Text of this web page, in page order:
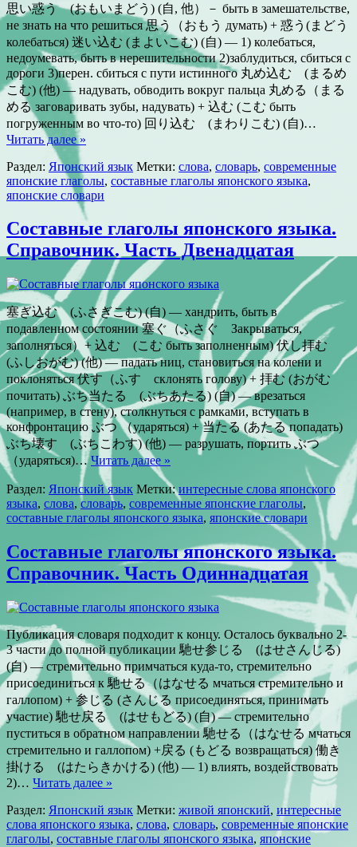
思い惑う (おもいまどう) (自, 他）－ быть в замешательстве,
не знать на что решиться 思う（おもう думать) + 惑う(まどう
колебаться) 迷い込む (まよいこむ) (自) — 1) колебаться,
недоумевать, быть в нерешительности 2)заблудиться, сбиться с
дороги 3)перен. сбиться с пути истинного 丸め込む (まるめ
こむ) (他) — надувать, обводить вокруг пальца 丸める（まる
める заговаривать зубы, надувать) + 込む (こむ быть
погруженным во что-то) 回り込む (まわりこむ) (自)…
Читать далее »
Раздел: Японский язык Метки: слова, словарь, современные
японские глаголы, составные глаголы японского языка,
японские словари
Составные глаголы японского языка.
Справочник. Часть Двенадцатая
塞ぎ込む (ふさぎこむ) (自) — хандрить, быть в
подавленном состоянии 塞ぐ（ふさぐ Закрываться,
заполняться）+ 込む (こむ быть заполненным) 伏し拝む
(ふしおがむ) (他) — падать ниц, становиться на колени и
поклоняться 伏す（ふす склонять голову) + 拝む (おがむ
почитать) ぶち当たる (ぶちあたる) (自) — врезаться
(например, в стену), столкнуться с рамками, вступать в
конфронтацию ぶつ （ударяться) + 当たる (あたる попадать)
ぶち壊す (ぶちこわす) (他) — разрушать, портить ぶつ
（ударяться)…Читать далее »
Раздел: Японский язык Метки:интересные слова японского
языка, слова, словарь, современные японские глаголы,
составные глаголы японского языка, японские словари
Составные глаголы японского языка.
Справочник. Часть Одиннадцатая
Публикация словаря подходит к концу. Осталось буквально 2-
3 части до полной публикации 馳せ参じる (はせさんじる)
(自) — стремительно примчаться куда-то, стремительно
присоединиться к 馳せる（はなせる мчаться стремительно и
галлопом) + 参じる (さんじる присоединяться, принимать
участие) 馳せ戻る (はせもどる) (自) — стремительно
пуститься в обратном направлении 馳せる（はなせる мчаться
стремительно и галлопом) +戻る (もどる возвращаться) 働き
掛ける (はたらきかける) (他) — 1) влиять, воздействовать
2)… Читать далее »
Раздел: Японский язык Метки: живой японский, интересные
слова японского языка, слова, словарь, современные японские
глаголы, составные глаголы японского языка, японские